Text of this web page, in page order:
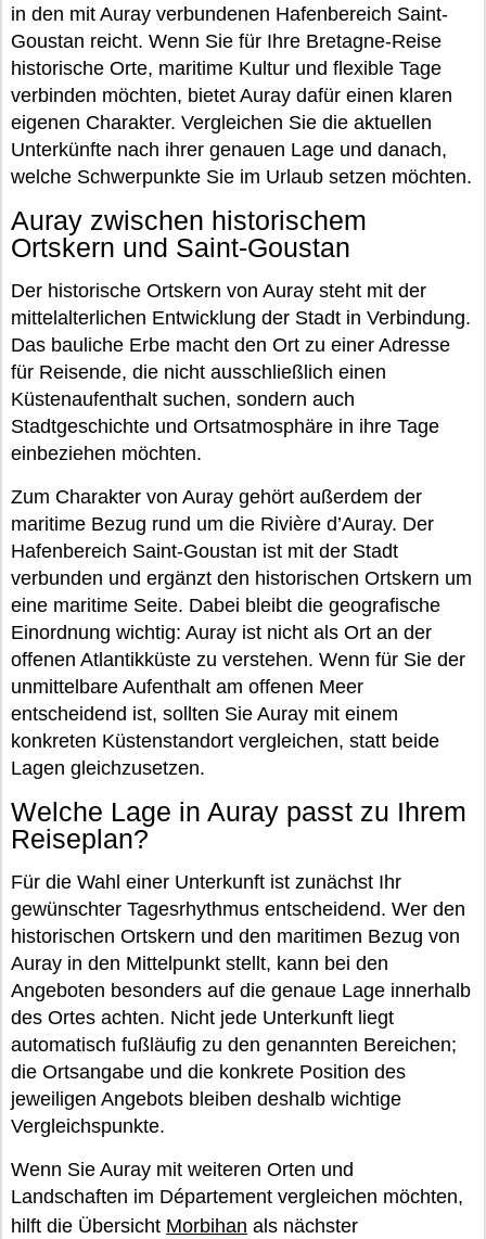
in den mit Auray verbundenen Hafenbereich Saint-
Goustan reicht. Wenn Sie für Ihre Bretagne-Reise
historische Orte, maritime Kultur und flexible Tage
verbinden möchten, bietet Auray dafür einen klaren
eigenen Charakter. Vergleichen Sie die aktuellen
Unterkünfte nach ihrer genauen Lage und danach,
welche Schwerpunkte Sie im Urlaub setzen möchten.
Auray zwischen historischem
Ortskern und Saint-Goustan
Der historische Ortskern von Auray steht mit der
mittelalterlichen Entwicklung der Stadt in Verbindung.
Das bauliche Erbe macht den Ort zu einer Adresse
für Reisende, die nicht ausschließlich einen
Küstenaufenthalt suchen, sondern auch
Stadtgeschichte und Ortsatmosphäre in ihre Tage
einbeziehen möchten.
Zum Charakter von Auray gehört außerdem der
maritime Bezug rund um die Rivière d’Auray. Der
Hafenbereich Saint-Goustan ist mit der Stadt
verbunden und ergänzt den historischen Ortskern um
eine maritime Seite. Dabei bleibt die geografische
Einordnung wichtig: Auray ist nicht als Ort an der
offenen Atlantikküste zu verstehen. Wenn für Sie der
unmittelbare Aufenthalt am offenen Meer
entscheidend ist, sollten Sie Auray mit einem
konkreten Küstenstandort vergleichen, statt beide
Lagen gleichzusetzen.
Welche Lage in Auray passt zu Ihrem
Reiseplan?
Für die Wahl einer Unterkunft ist zunächst Ihr
gewünschter Tagesrhythmus entscheidend. Wer den
historischen Ortskern und den maritimen Bezug von
Auray in den Mittelpunkt stellt, kann bei den
Angeboten besonders auf die genaue Lage innerhalb
des Ortes achten. Nicht jede Unterkunft liegt
automatisch fußläufig zu den genannten Bereichen;
die Ortsangabe und die konkrete Position des
jeweiligen Angebots bleiben deshalb wichtige
Vergleichspunkte.
Wenn Sie Auray mit weiteren Orten und
Landschaften im Département vergleichen möchten,
hilft die Übersicht Morbihan als nächster